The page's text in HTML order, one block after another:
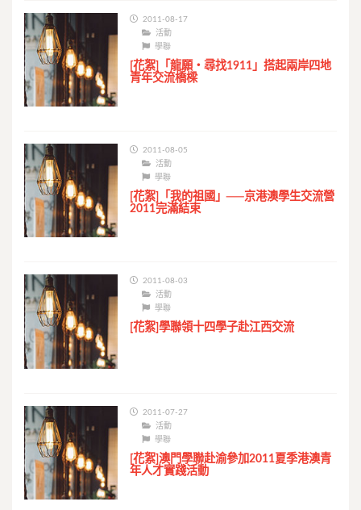
2011-08-17
活動
學聯
[花絮]「龍願‧尋找1911」搭起兩岸四地
青年交流橋樑
2011-08-05
活動
學聯
[花絮]「我的祖國」──京港澳學生交流營
2011完滿結束
2011-08-03
活動
學聯
[花絮]學聯領十四學子赴江西交流
2011-07-27
活動
學聯
[花絮]澳門學聯赴渝參加2011夏季港澳青
年人才實踐活動